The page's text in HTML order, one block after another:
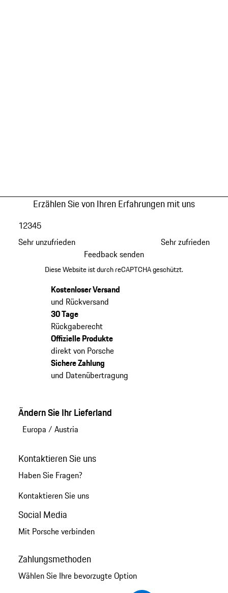
Erzählen Sie von Ihren Erfahrungen mit uns
Sehr unzufrieden
12345
Sehr zufrieden
Feedback senden
Diese Website ist durch reCAPTCHA geschützt.
Kostenloser Versand
und Rückversand
30 Tage
Rückgaberecht
Offizielle Produkte
direkt von Porsche
Sichere Zahlung
und Datenübertragung
Ändern Sie Ihr Lieferland
Europa / Austria
Kontaktieren Sie uns
Haben Sie Fragen?
Kontaktieren Sie uns
Social Media
Mit Porsche verbinden
Zahlungsmethoden
Wählen Sie Ihre bevorzugte Option